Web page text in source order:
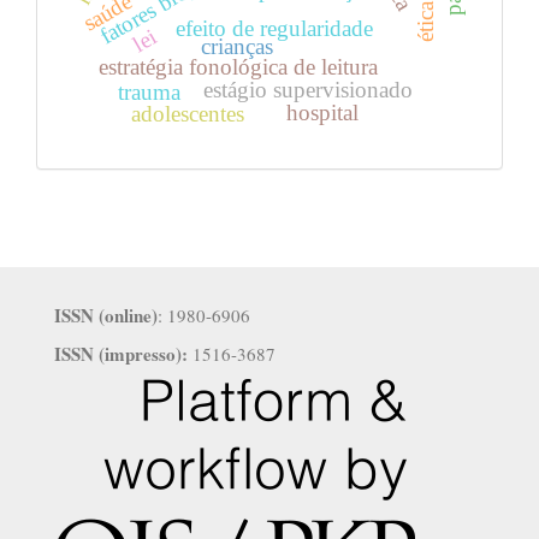
estratégia fonológica de leitura
efeito de regularidade
estágio supervisionado
saúde
hospital
crianças
adolescentes
trauma
lei ética
ISSN (online): 1980-6906
ISSN (impresso): 1516-3687